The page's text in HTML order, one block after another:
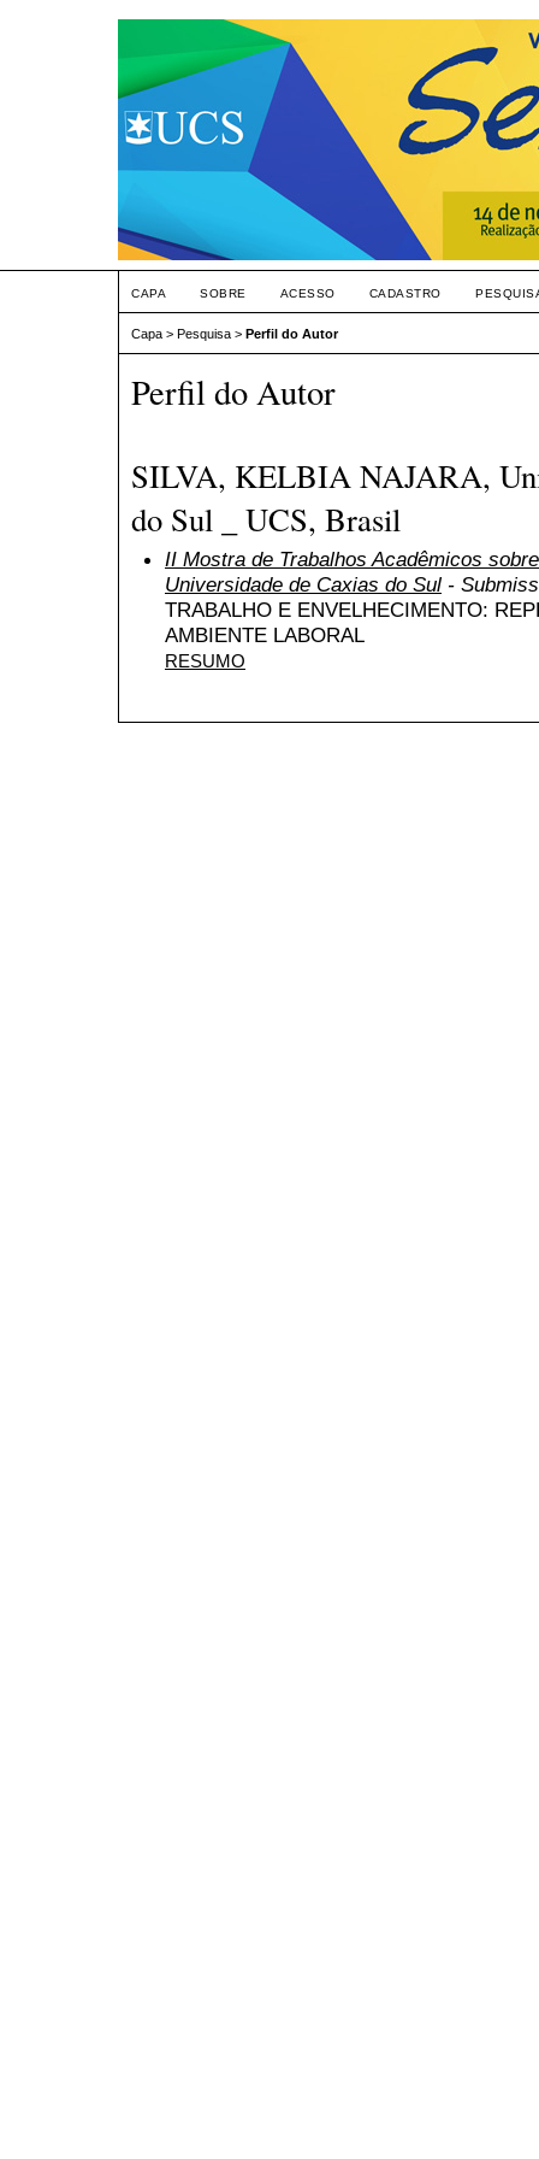
CAPA SOBRE ACESSO CADASTRO
Capa > Pesquisa > Perfil do Autor
Perfil do Autor
SILVA, KELBIA NAJARA,
do Sul _ UCS, Brasil
II Mostra de Trabalhos Acadêmicos
Universidade de Caxias do Sul -
TRABALHO E ENVELHECIMENTO:
AMBIENTE LABORAL
RESUMO